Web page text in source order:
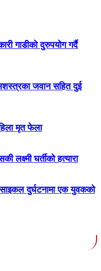
गाडीको दुरुपयोग गर्दै
जवान सहित दुई
मृत फेला
लक्ष्मी घर्तीको हत्यारा
दुर्घटनामा एक युवकको